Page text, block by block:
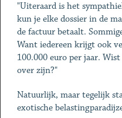
"Uiteraard is het
kun je elke dossier in de
de factuur betaalt.
Want iedereen krijgt ook
100.000 euro per jaar.
over zijn?"
Natuurlijk, maar tegelijk
exotische